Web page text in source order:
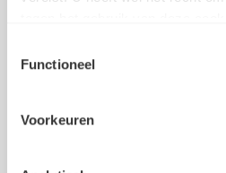
de link "bezwaar maken" te
Tevens kunnen wij en onze
Functioneel
Voorkeuren